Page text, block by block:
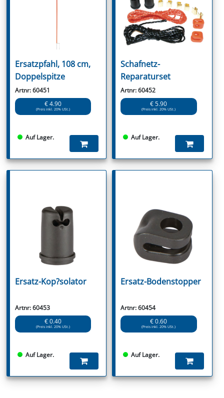
Ersatzpfahl, 108 cm,
Doppelspitze
Artnr: 60451
€ 4.90
(Preis inkl. 20% USt.)
Auf Lager.
Schafnetz-
Reparaturset
Artnr: 60452
€ 5.90
(Preis inkl. 20% USt.)
Auf Lager.
Ersatz-Kop?solator
Artnr: 60453
€ 0.40
(Preis inkl. 20% USt.)
Auf Lager.
Ersatz-Bodenstopper
Artnr: 60454
€ 0.60
(Preis inkl. 20% USt.)
Auf Lager.